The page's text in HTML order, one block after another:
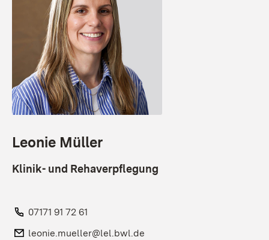
Leonie Müller
Klinik- und Rehaverpflegung
Telefon:
07171 91 72 61
E-Mail:
leonie.mueller@lel.bwl.de